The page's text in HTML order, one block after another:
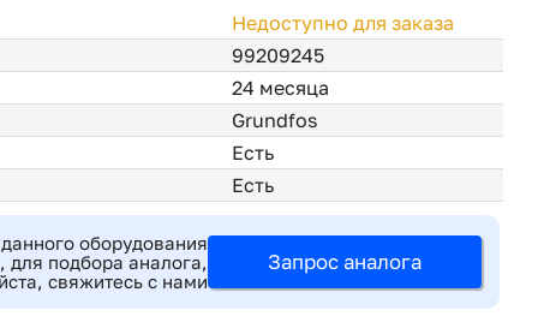
Недоступно для заказа
99209245
24 месяца
Grundfos
Есть
Есть
оборудования
для подбора аналога,
свяжитесь с нами
Запрос аналога